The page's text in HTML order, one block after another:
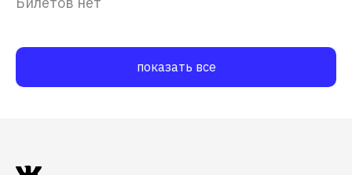
показать все